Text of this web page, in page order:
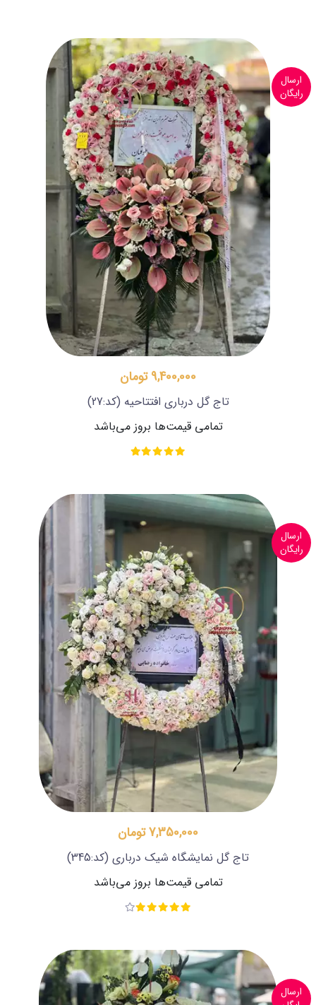
ارسال
رایگان
9,400,000 تومان
تاج گل درباری افتتاحیه (کد:27)
تمامی قیمت‌ها بروز می‌باشد
ارسال
رایگان
7,350,000 تومان
تاج گل نمایشگاه شیک درباری (کد:345)
تمامی قیمت‌ها بروز می‌باشد
ارسال